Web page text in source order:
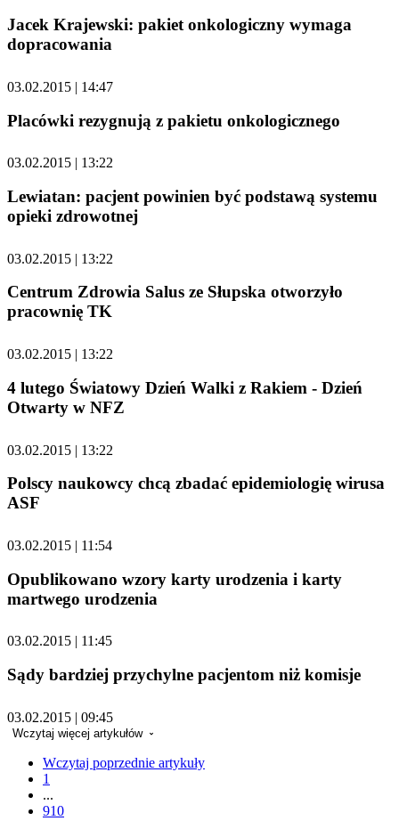
Jacek Krajewski: pakiet onkologiczny wymaga
dopracowania
03.02.2015 | 14:47
Placówki rezygnują z pakietu onkologicznego
03.02.2015 | 13:22
Lewiatan: pacjent powinien być podstawą systemu
opieki zdrowotnej
03.02.2015 | 13:22
Centrum Zdrowia Salus ze Słupska otworzyło
pracownię TK
03.02.2015 | 13:22
4 lutego Światowy Dzień Walki z Rakiem - Dzień
Otwarty w NFZ
03.02.2015 | 13:22
Polscy naukowcy chcą zbadać epidemiologię wirusa
ASF
03.02.2015 | 11:54
Opublikowano wzory karty urodzenia i karty
martwego urodzenia
03.02.2015 | 11:45
Sądy bardziej przychylne pacjentom niż komisje
03.02.2015 | 09:45
Wczytaj więcej artykułów
Wczytaj poprzednie artykuły
1
...
910